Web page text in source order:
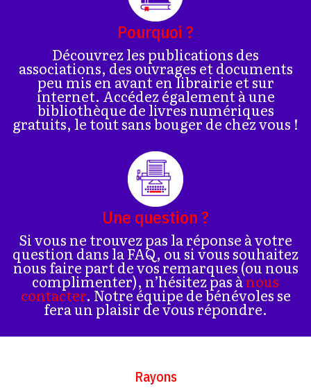
Pourquoi ?
Découvrez les publications des
associations, des ouvrages et documents
peu mis en avant en librairie et sur
internet. Accédez également à une
bibliothèque de livres numériques
gratuits, le tout sans bouger de chez vous !
Une question ?
Si vous ne trouvez pas la réponse à votre
question dans la FAQ, ou si vous souhaitez
nous faire part de vos remarques (ou nous
complimenter), n’hésitez pas ànous
contacter. Notre équipe de bénévoles se
fera un plaisir de vous répondre.
Rayons